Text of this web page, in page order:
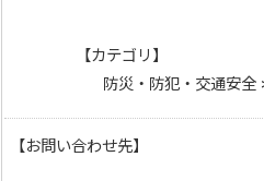
【カテゴリ】
防災・防犯・交通安全
【お問い合わせ先】